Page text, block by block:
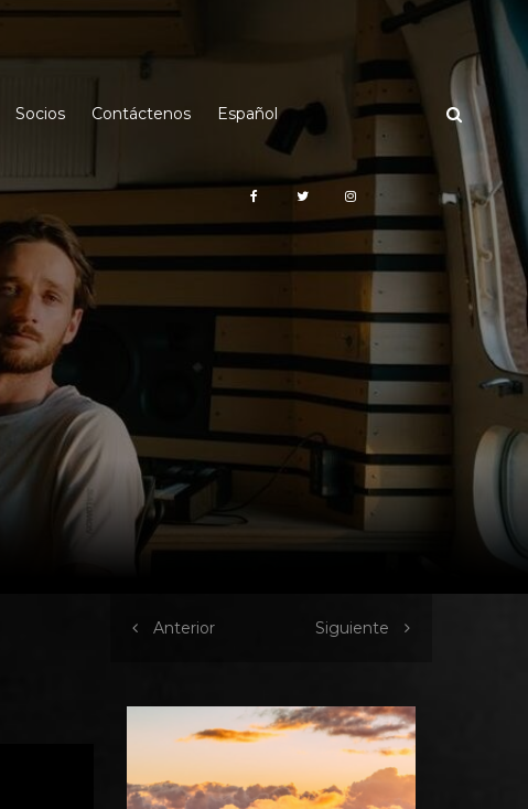
Socios Contáctenos Español
Anterior Siguiente